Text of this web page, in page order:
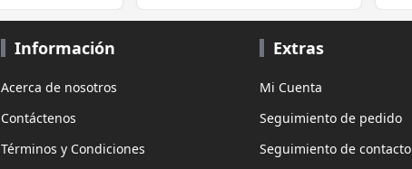
Información
Acerca de nosotros
Contáctenos
Términos y Condiciones
Extras
Mi Cuenta
Seguimiento de pedido
Seguimiento de contacto